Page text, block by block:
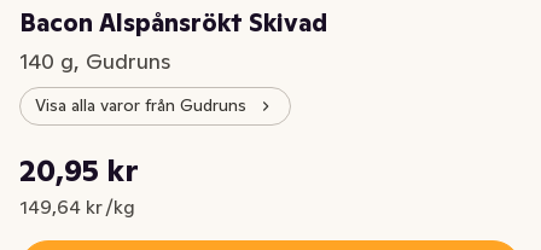
Bacon Alspånsrökt Skivad
140 g, Gudruns
Visa alla varor från Gudruns
Nuvarande pris är: 20,95 kr
20,95 kr
149,64 kr /kg
Styckpris: 149,64 kr /kg